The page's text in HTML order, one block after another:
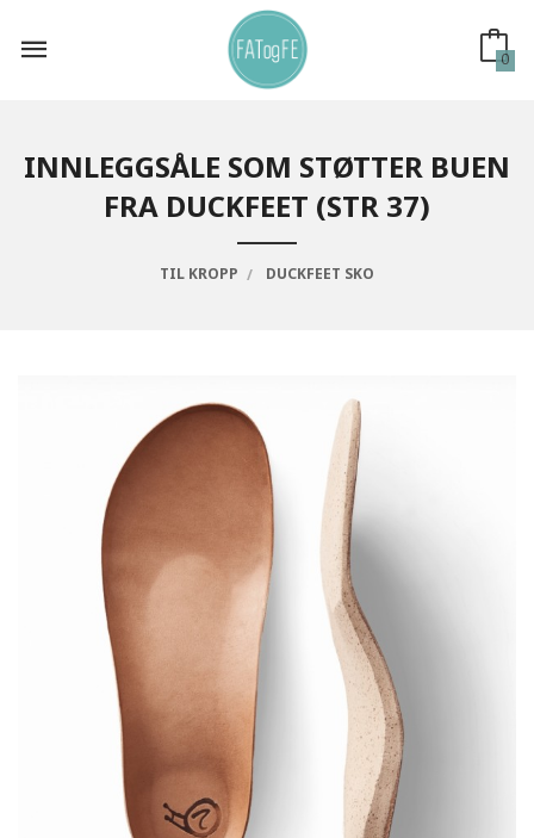
innholdet
0
INNLEGGSÅLE SOM STØTTER BUEN
FRA DUCKFEET (STR 37)
TIL KROPP DUCKFEET SKO